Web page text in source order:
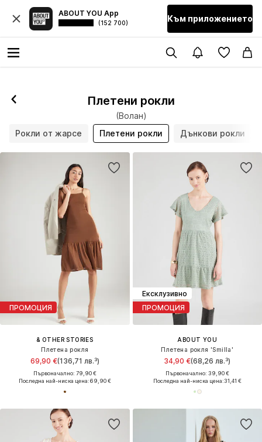
ABOUT YOU App
(152 700) Към приложението
Плетени рокли
(Волан)
Рокли от жарсе
Плетени рокли Дънкови рокли
ПРОМОЦИЯ
& OTHER STORIES
Плетена рокля
69,90 €(136,71 лв.³)
Първоначално: 79,90 €
Последна най-ниска цена:69,90 €
Ексклузивно
ПРОМОЦИЯ
ABOUT YOU
Плетена рокля 'Smilla'
34,90 €(68,26 лв.³)
Първоначално: 39,90 €
Последна най-ниска цена:31,41 €